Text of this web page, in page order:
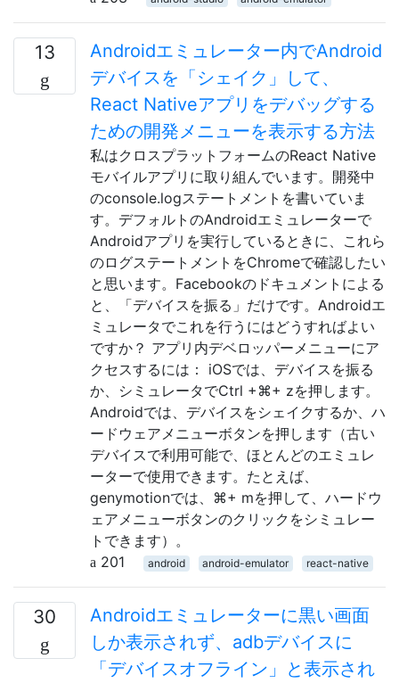
13
Androidエミュレーター内でAndroid
デバイスを「シェイク」して、
React Nativeアプリをデバッグする
ための開発メニューを表示する方法
私はクロスプラットフォームのReact Native
モバイルアプリに取り組んでいます。開発中
のconsole.logステートメントを書いていま
す。デフォルトのAndroidエミュレーターで
Androidアプリを実行しているときに、これら
のログステートメントをChromeで確認したい
と思います。Facebookのドキュメントによる
と、「デバイスを振る」だけです。Androidエ
ミュレータでこれを行うにはどうすればよい
ですか？ アプリ内デベロッパーメニューにア
クセスするには： iOSでは、デバイスを振る
か、シミュレータでCtrl +⌘+ zを押します。
Androidでは、デバイスをシェイクするか、ハ
ードウェアメニューボタンを押します（古い
デバイスで利用可能で、ほとんどのエミュレ
ーターで使用できます。たとえば、
genymotionでは、⌘+ mを押して、ハードウ
ェアメニューボタンのクリックをシミュレー
トできます）。
201
android android-emulator react-native
30
Androidエミュレーターに黒い画面
しか表示されず、adbデバイスに
「デバイスオフライン」と表示され